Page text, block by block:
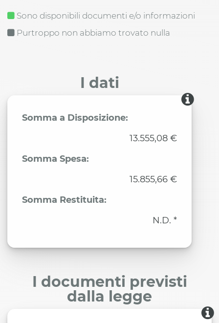
Sono disponibili documenti e/o informazioni
Purtroppo non abbiamo trovato nulla
I dati
Somma a Disposizione:
13.555,08 €
Somma Spesa:
15.855,66 €
Somma Restituita:
N.D. *
I documenti previsti
dalla legge